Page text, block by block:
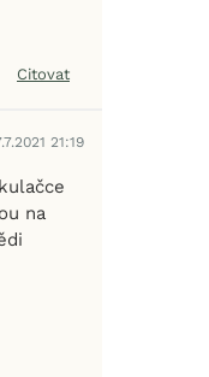
Citovat
21:19
na